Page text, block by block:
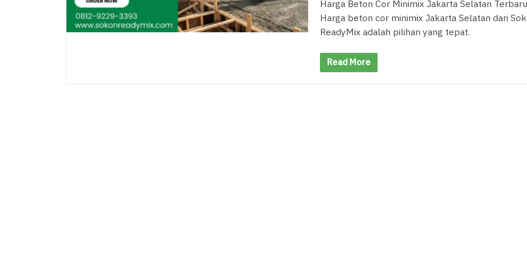
Harga Beton Cor Minimix Jakarta Selatan
Harga beton cor minimix Jakarta Selatan dari
ReadyMix adalah pilihan yang tepat.
Read More